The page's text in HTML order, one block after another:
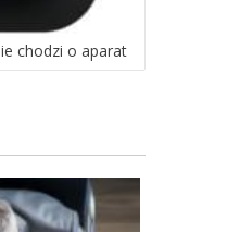
chodzi o aparat